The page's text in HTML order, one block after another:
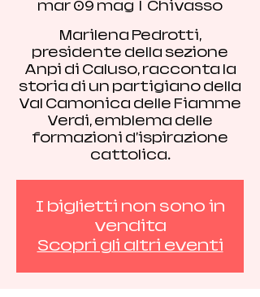
mar 09 mag
  |
Chivasso
Marilena Pedrotti,
presidente della sezione
Anpi di Caluso, racconta la
storia di un partigiano della
Val Camonica delle Fiamme
Verdi, emblema delle
formazioni d'ispirazione
cattolica.
I biglietti non sono in
vendita
Scopri gli altri eventi